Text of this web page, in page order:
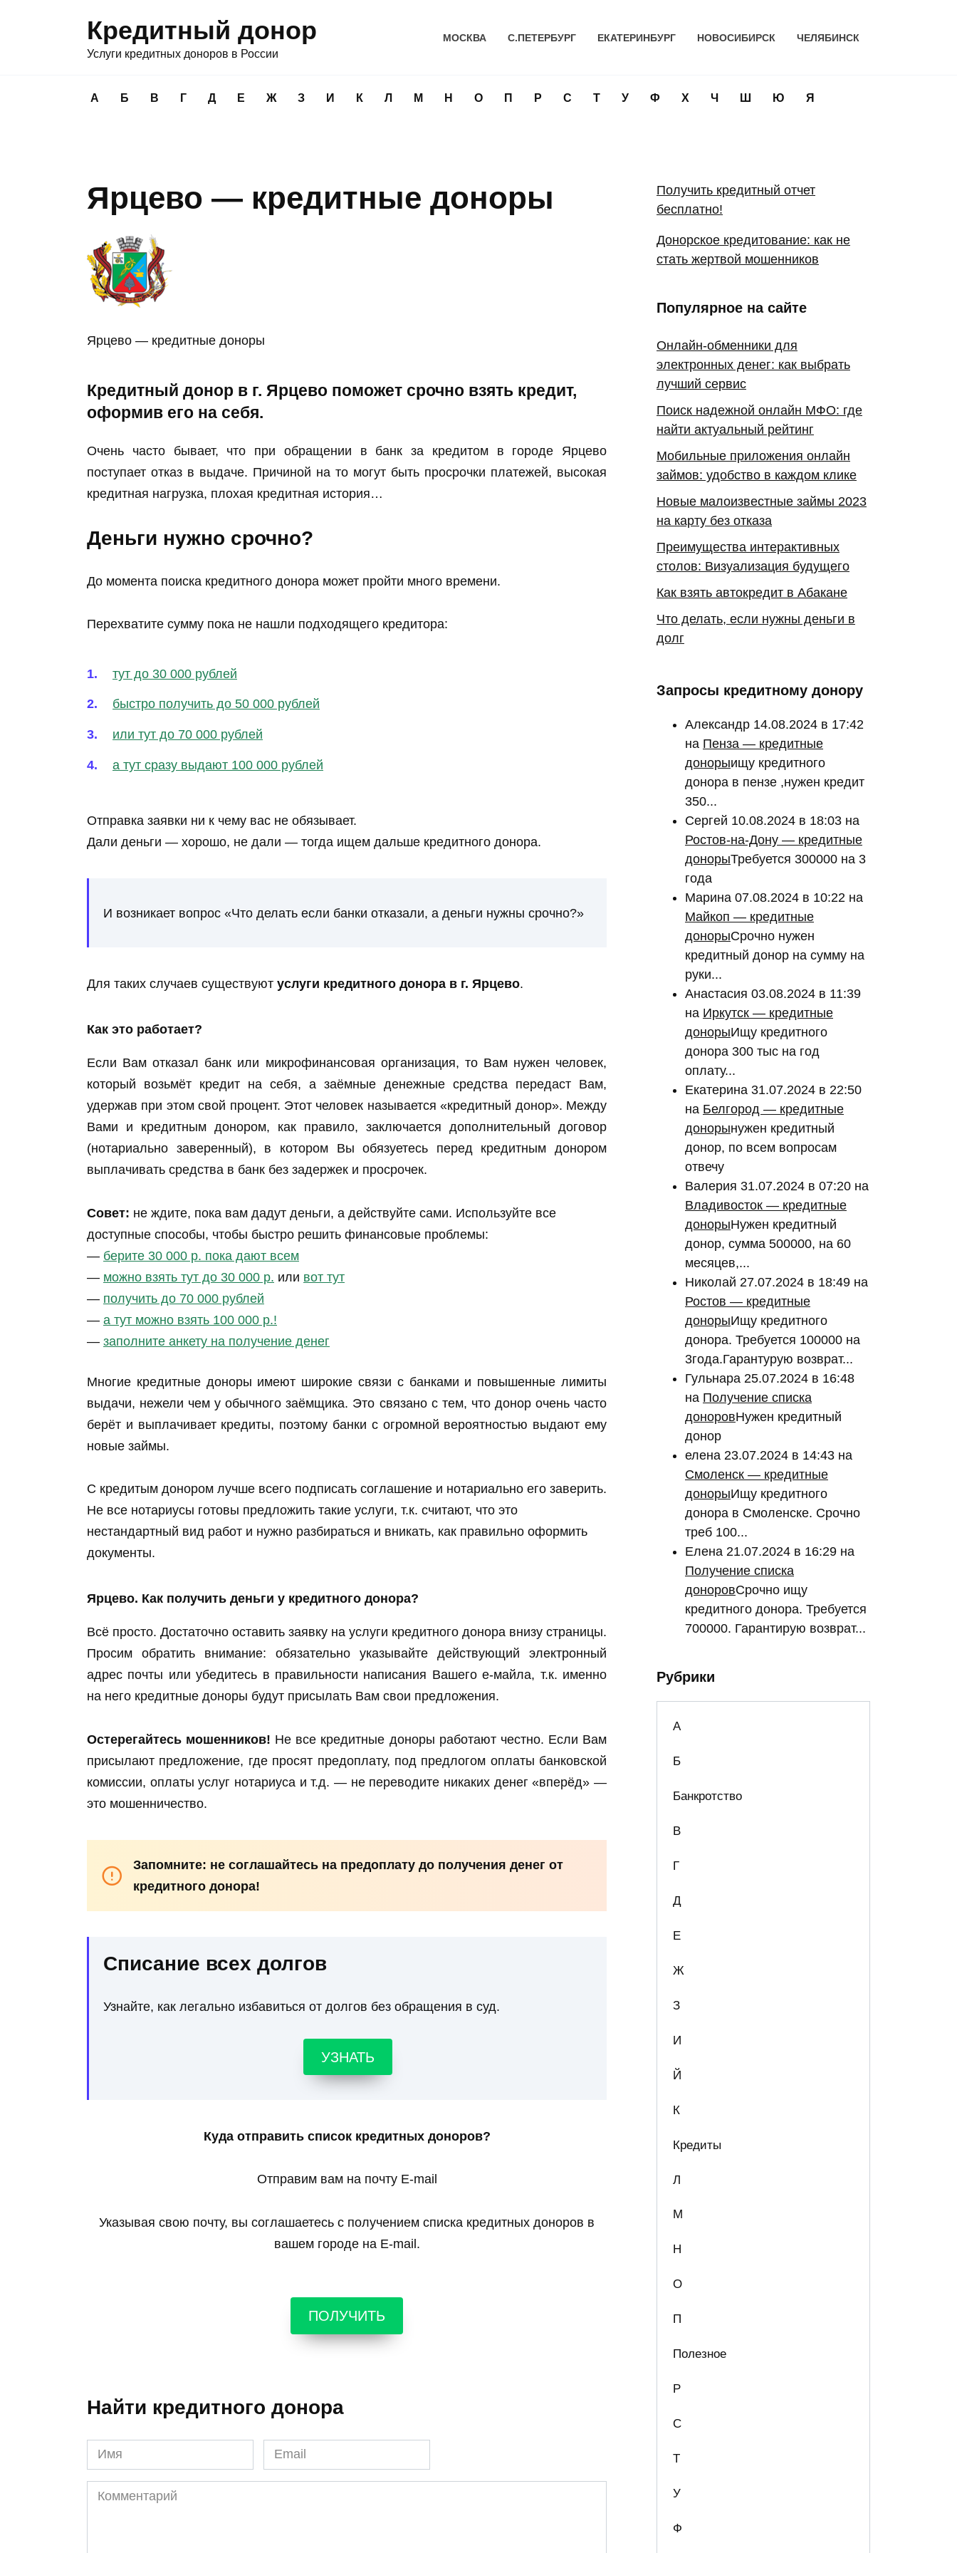
Кредитный донор
Услуги кредитных доноров в России
МОСКВА С.ПЕТЕРБУРГ ЕКАТЕРИНБУРГ НОВОСИБИРСК ЧЕЛЯБИНСК
А Б В Г Д Е Ж З И К Л М Н О П Р С Т У Ф Х Ч Ш Ю Я
Ярцево — кредитные доноры
Ярцево — кредитные доноры
Кредитный донор в г. Ярцево поможет срочно взять кредит,
оформив его на себя.
Очень часто бывает, что при обращении в банк за кредитом в городе Ярцево
поступает отказ в выдаче. Причиной на то могут быть просрочки платежей, высокая
кредитная нагрузка, плохая кредитная история…
Деньги нужно срочно?
До момента поиска кредитного донора может пройти много времени.
Перехватите сумму пока не нашли подходящего кредитора:
тут до 30 000 рублей
быстро получить до 50 000 рублей
или тут до 70 000 рублей
а тут сразу выдают 100 000 рублей
Отправка заявки ни к чему вас не обязывает.
Дали деньги — хорошо, не дали — тогда ищем дальше кредитного донора.
И возникает вопрос «Что делать если банки отказали, а деньги нужны срочно?»
Для таких случаев существуют услуги кредитного донора в г. Ярцево.
Как это работает?
Если Вам отказал банк или микрофинансовая организация, то Вам нужен человек,
который возьмёт кредит на себя, а заёмные денежные средства передаст Вам,
удержав при этом свой процент. Этот человек называется «кредитный донор». Между
Вами и кредитным донором, как правило, заключается дополнительный договор
(нотариально заверенный), в котором Вы обязуетесь перед кредитным донором
выплачивать средства в банк без задержек и просрочек.
Совет: не ждите, пока вам дадут деньги, а действуйте сами. Используйте все
доступные способы, чтобы быстро решить финансовые проблемы:
— берите 30 000 р. пока дают всем
— можно взять тут до 30 000 р. или вот тут
— получить до 70 000 рублей
— а тут можно взять 100 000 р.!
— заполните анкету на получение денег
Многие кредитные доноры имеют широкие связи с банками и повышенные лимиты
выдачи, нежели чем у обычного заёмщика. Это связано с тем, что донор очень часто
берёт и выплачивает кредиты, поэтому банки с огромной вероятностью выдают ему
новые займы.
С кредитым донором лучше всего подписать соглашение и нотариально его заверить.
Не все нотариусы готовы предложить такие услуги, т.к. считают, что это
нестандартный вид работ и нужно разбираться и вникать, как правильно оформить
документы.
Ярцево. Как получить деньги у кредитного донора?
Всё просто. Достаточно оставить заявку на услуги кредитного донора внизу страницы.
Просим обратить внимание: обязательно указывайте действующий электронный
адрес почты или убедитесь в правильности написания Вашего е-майла, т.к. именно
на него кредитные доноры будут присылать Вам свои предложения.
Остерегайтесь мошенников! Не все кредитные доноры работают честно. Если Вам
присылают предложение, где просят предоплату, под предлогом оплаты банковской
комиссии, оплаты услуг нотариуса и т.д. — не переводите никаких денег «вперёд» —
это мошенничество.
Запомните: не соглашайтесь на предоплату до получения денег от
кредитного донора!
Списание всех долгов
Узнайте, как легально избавиться от долгов без обращения в суд.
УЗНАТЬ
Куда отправить список кредитных доноров?
Отправим вам на почту E-mail
Указывая свою почту, вы соглашаетесь с получением списка кредитных доноров в
вашем городе на E-mail.
ПОЛУЧИТЬ
Найти кредитного донора
Имя
*
Email
*
Комментарий
Получить кредитный отчет
бесплатно!
Донорское кредитование: как не
стать жертвой мошенников
Популярное на сайте
Онлайн-обменники для
электронных денег: как выбрать
лучший сервис
Поиск надежной онлайн МФО: где
найти актуальный рейтинг
Мобильные приложения онлайн
займов: удобство в каждом клике
Новые малоизвестные займы 2023
на карту без отказа
Преимущества интерактивных
столов: Визуализация будущего
Как взять автокредит в Абакане
Что делать, если нужны деньги в
долг
Запросы кредитному донору
Александр 14.08.2024 в 17:42
на Пенза — кредитные
донорыищу кредитного
донора в пензе ,нужен кредит
350...
Сергей 10.08.2024 в 18:03 на
Ростов-на-Дону — кредитные
донорыТребуется 300000 на 3
года
Марина 07.08.2024 в 10:22 на
Майкоп — кредитные
донорыСрочно нужен
кредитный донор на сумму на
руки...
Анастасия 03.08.2024 в 11:39
на Иркутск — кредитные
донорыИщу кредитного
донора 300 тыс на год
оплату...
Екатерина 31.07.2024 в 22:50
на Белгород — кредитные
донорынужен кредитный
донор, по всем вопросам
отвечу
Валерия 31.07.2024 в 07:20 на
Владивосток — кредитные
донорыНужен кредитный
донор, сумма 500000, на 60
месяцев,...
Николай 27.07.2024 в 18:49 на
Ростов — кредитные
донорыИщу кредитного
донора. Требуется 100000 на
3года.Гарантурую возврат...
Гульнара 25.07.2024 в 16:48
на Получение списка
доноровНужен кредитный
донор
елена 23.07.2024 в 14:43 на
Смоленск — кредитные
донорыИщу кредитного
донора в Смоленске. Срочно
треб 100...
Елена 21.07.2024 в 16:29 на
Получение списка
доноровСрочно ищу
кредитного донора. Требуется
700000. Гарантирую возврат...
Рубрики
А
Б
Банкротство
В
Г
Д
Е
Ж
З
И
Й
К
Кредиты
Л
М
Н
О
П
Полезное
Р
С
Т
У
Ф